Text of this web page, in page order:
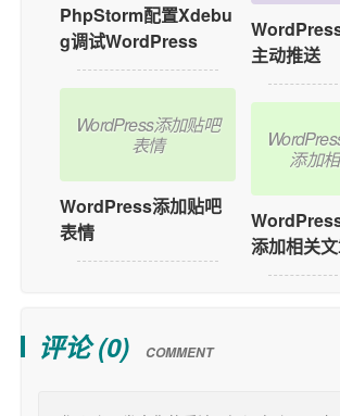
PhpStorm配置Xdebu
g调试WordPress
WordPress添加贴吧
表情
WordPress添加贴吧
表情
主动推送
添加
添加相关
评论 (0) COMMENT